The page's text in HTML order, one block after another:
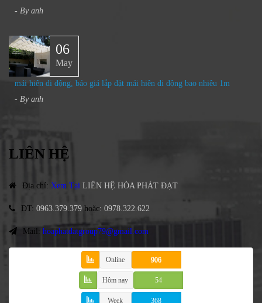
- By anh
06
May
mái hiên di động, báo giá lắp đặt mái hiên di động bao nhiêu 1m
- By anh
LIÊN HỆ
Địa chỉ: Xem Tại LIÊN HỆ HÒA PHÁT ĐẠT
ĐT: 0963.379.379 hoặc: 0978.322.622
Mail: hoaphatdatgroup79@gmail.com
Online 906
Hôm nay 54
Week 368